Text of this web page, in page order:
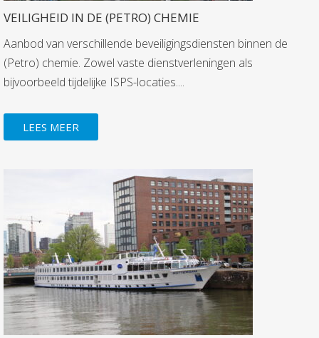
VEILIGHEID IN DE (PETRO) CHEMIE
Aanbod van verschillende beveiligingsdiensten binnen de
(Petro) chemie. Zowel vaste dienstverleningen als
bijvoorbeeld tijdelijke ISPS-locaties....
LEES MEER